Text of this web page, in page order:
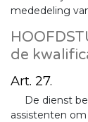
mededeling
de
Art. 27.
De dienst
assistenten